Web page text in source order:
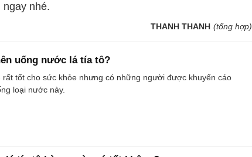
ngay nhé.
THANH THANH (tổng hợp)
uống nước lá tía tô?
rất tốt cho sức khỏe nhưng có những người được khuyến cáo
loại nước này.